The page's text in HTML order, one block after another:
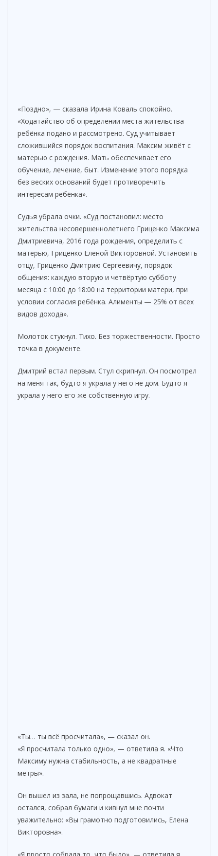
«Поздно», — сказала Ирина Коваль спокойно.
«Ходатайство об определении места жительства
ребёнка подано и рассмотрено. Суд учитывает
сложившийся порядок воспитания. Максим живёт с
матерью с рождения. Мать обеспечивает его
обучение, лечение, быт. Изменение этого порядка
без веских оснований будет противоречить
интересам ребёнка».
Судья убрала очки. «Суд постановил: место
жительства несовершеннолетнего Гриценко Максима
Дмитриевича, 2016 года рождения, определить с
матерью, Гриценко Еленой Викторовной. Установить
отцу, Гриценко Дмитрию Сергеевичу, порядок
общения: каждую вторую и четвёртую субботу
месяца с 10:00 до 18:00 на территории матери, при
условии согласия ребёнка. Алименты — 25% от всех
видов дохода».
Молоток стукнул. Тихо. Без торжественности. Просто
точка в документе.
Дмитрий встал первым. Стул скрипнул. Он посмотрел
на меня так, будто я украла у него не дом. Будто я
украла у него его же собственную игру.
«Ты… ты всё просчитала», — сказал он.
«Я просчитала только одно», — ответила я. «Что
Максиму нужна стабильность, а не квадратные
метры».
Он вышел из зала, не попрощавшись. Адвокат
остался, собрал бумаги и кивнул мне почти
уважительно: «Вы грамотно подготовились, Елена
Викторовна».